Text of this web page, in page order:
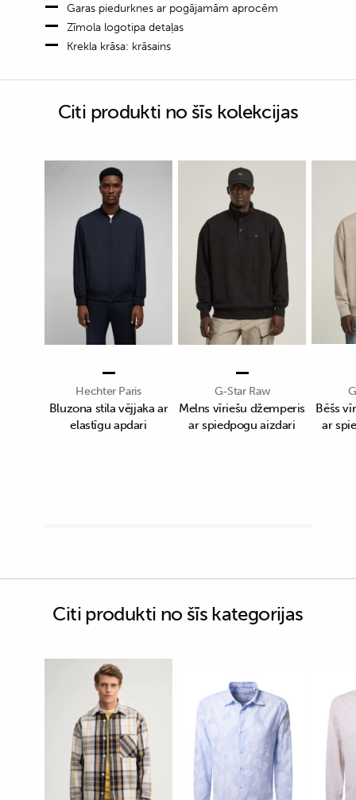
Garas piedurknes ar pogājamām aprocēm
Zīmola logotipa detaļas
Krekla krāsa: krāsains
Citi produkti no šīs kolekcijas
Hechter Paris
Bluzona stila vējjaka ar
elastīgu apdari
G-Star Raw
Melns vīriešu džemperis
ar spiedpogu aizdari
Bēšs
ar
Citi produkti no šīs kategorijas